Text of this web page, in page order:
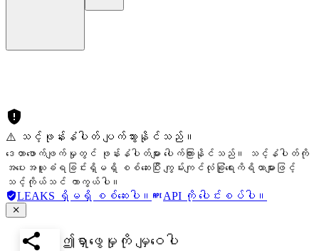
⚠️ သင့်ဖုန်းနံပါတ် ပျက်သွားနိုင်သည်။
ဒေတာဖောက်ဖျက်မှုတွင် ဖုန်းနံပါတ်များ ပေါက်ကြားနိုင်သည်။ သင့်နံပါတ်ကို
အပေးအယူခံရခြင်းရှိမရှိ စစ်ဆေးပြီး ကျွမ်းကျင်လုံခြုံရေးကိရိယာများဖြင့်
သင့်ကိုယ်သင် ကာကွယ်ပါ။
LEAKS ရှိမရှိ စစ်ဆေးပါ။ API ကို ပေါင်းစပ်ပါ။
ဤရှာဖွေမှုကို မျှဝေပါ